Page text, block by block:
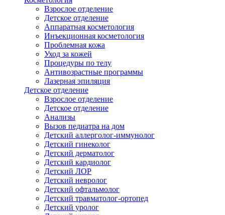
Взрослое отделение
Детское отделение
Аппаратная косметология
Инъекционная косметология
Проблемная кожа
Уход за кожей
Процедуры по телу
Антивозрастные программы
Лазерная эпиляция
Детское отделение
Взрослое отделение
Детское отделение
Анализы
Вызов педиатра на дом
Детский аллерголог-иммунолог
Детский гинеколог
Детский дерматолог
Детский кардиолог
Детский ЛОР
Детский невролог
Детский офтальмолог
Детский травматолог-ортопед
Детский уролог